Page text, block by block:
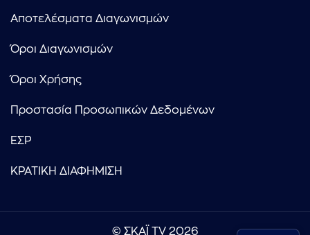
Αποτελέσματα Διαγωνισμών
Όροι Διαγωνισμών
Όροι Χρήσης
Προστασία Προσωπικών Δεδομένων
ΕΣΡ
ΚΡΑΤΙΚΗ ΔΙΑΦΗΜΙΣΗ
© ΣΚΑΪ TV 2026